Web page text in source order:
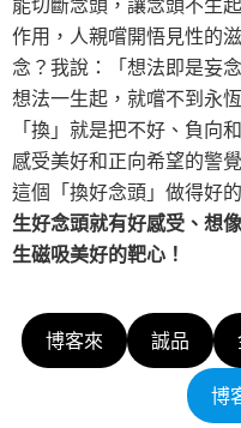
作用，人親嚐開悟見性的
念？我說：「想法即是妄
想法一生起，就嚐不到永
「換」就是把不好、負向
感受美好和正向希望的警
這個「換好念頭」做得好
生好念頭就有好感受、想
生磁吸美好的靶心！
博客來 誠品
博